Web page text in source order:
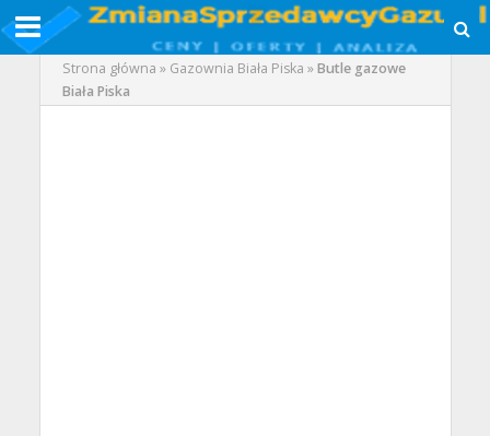
Strona główna » Gazownia Biała Piska »Butle gazowe
Biała Piska